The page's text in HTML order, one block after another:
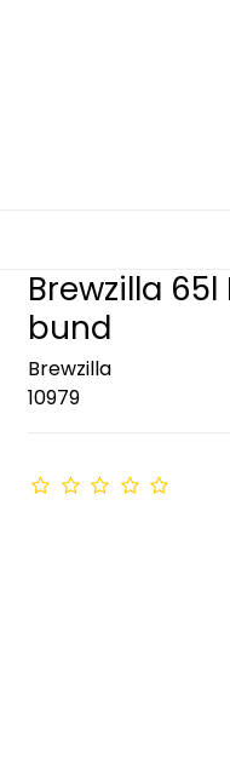
Brewzilla
bund
Brewzilla
10979